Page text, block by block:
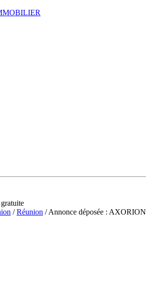
/Réunion / Annonce déposée : AXORION